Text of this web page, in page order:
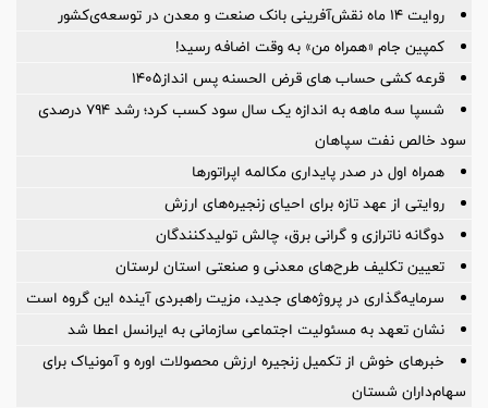
روایت ۱۴ ماه نقش‌آفرینی بانک صنعت و معدن در توسعه‌‌ی‌کشور
کمپین جام «همراه من» به وقت اضافه رسید!
قرعه کشی حساب های قرض الحسنه پس انداز1405
شسپا سه ماهه به اندازه یک سال سود کسب کرد؛ رشد ۷۹۴ درصدی
سود خالص نفت سپاهان
همراه اول در صدر پایداری مکالمه اپراتورها
روایتی از عهد تازه برای احیای زنجیره‌های ارزش
دوگانه ناترازی و گرانی برق، چالش تولیدکنندگان
تعیین تکلیف طرح‌های معدنی و صنعتی استان لرستان
سرمایه‌گذاری در پروژه‌های جدید، مزیت راهبردی آینده این گروه است
نشان تعهد به مسئولیت اجتماعی سازمانی به ایرانسل اعطا شد
خبرهای خوش از تکمیل زنجیره ارزش محصولات اوره و آمونیاک برای
سهام‌داران شستان